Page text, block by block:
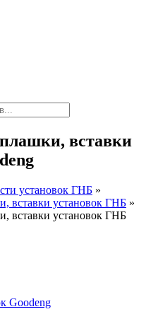
вставки
установок ГНБ »
вставки установок ГНБ »
вставки установок ГНБ
Goodeng